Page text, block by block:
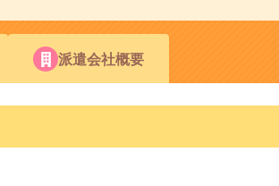
派遣会社概要